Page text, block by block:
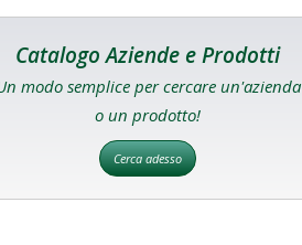
Catalogo Aziende e Prodotti
modo semplice per cercare un'azienda
o un prodotto!
Cerca adesso